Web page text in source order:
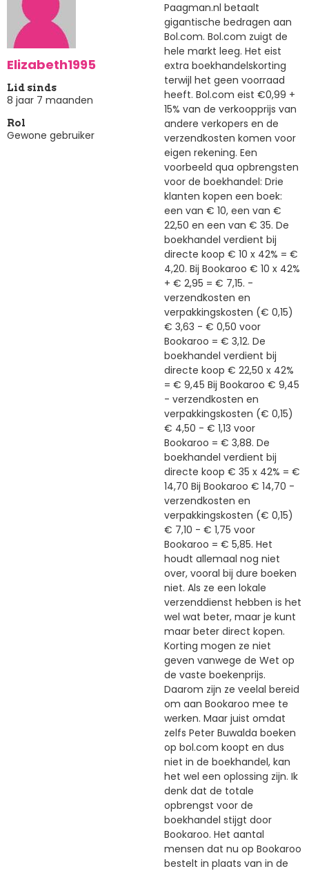
Elizabeth1995
Lid sinds
8 jaar 7 maanden
Rol
Gewone gebruiker
Paagman.nl betaalt
gigantische bedragen aan
Bol.com. Bol.com zuigt de
hele markt leeg. Het eist
extra boekhandelskorting
terwijl het geen voorraad
heeft. Bol.com eist €0,99 +
15% van de verkoopprijs van
andere verkopers en de
verzendkosten komen voor
eigen rekening. Een
voorbeeld qua opbrengsten
voor de boekhandel: Drie
klanten kopen een boek:
een van € 10, een van €
22,50 en een van € 35. De
boekhandel verdient bij
directe koop € 10 x 42% = €
4,20. Bij Bookaroo € 10 x 42%
+ € 2,95 = € 7,15. -
verzendkosten en
verpakkingskosten (€ 0,15)
€ 3,63 - € 0,50 voor
Bookaroo = € 3,12. De
boekhandel verdient bij
directe koop € 22,50 x 42%
= € 9,45 Bij Bookaroo € 9,45
- verzendkosten en
verpakkingskosten (€ 0,15)
€ 4,50 - € 1,13 voor
Bookaroo = € 3,88. De
boekhandel verdient bij
directe koop € 35 x 42% = €
14,70 Bij Bookaroo € 14,70 -
verzendkosten en
verpakkingskosten (€ 0,15)
€ 7,10 - € 1,75 voor
Bookaroo = € 5,85. Het
houdt allemaal nog niet
over, vooral bij dure boeken
niet. Als ze een lokale
verzenddienst hebben is het
wel wat beter, maar je kunt
maar beter direct kopen.
Korting mogen ze niet
geven vanwege de Wet op
de vaste boekenprijs.
Daarom zijn ze veelal bereid
om aan Bookaroo mee te
werken. Maar juist omdat
zelfs Peter Buwalda boeken
op bol.com koopt en dus
niet in de boekhandel, kan
het wel een oplossing zijn. Ik
denk dat de totale
opbrengst voor de
boekhandel stijgt door
Bookaroo. Het aantal
mensen dat nu op Bookaroo
bestelt in plaats van in de